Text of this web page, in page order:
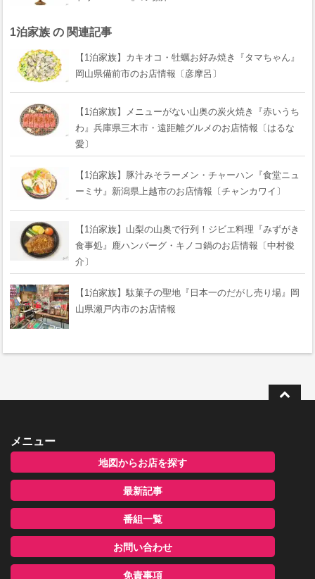
1泊家族 の 関連記事
【1泊家族】カキオコ・牡蠣お好み焼き『タマちゃん』
岡山県備前市のお店情報〔彦摩呂〕
【1泊家族】メニューがない山奥の炭火焼き『赤いうち
わ』兵庫県三木市・遠距離グルメのお店情報〔はるな
愛〕
【1泊家族】豚汁みそラーメン・チャーハン『食堂ニュ
ーミサ』新潟県上越市のお店情報〔チャンカワイ〕
【1泊家族】山梨の山奥で行列！ジビエ料理『みずがき
食事処』鹿ハンバーグ・キノコ鍋のお店情報〔中村俊
介〕
【1泊家族】駄菓子の聖地『日本一のだがし売り場』岡
山県瀬戸内市のお店情報
メニュー
地図からお店を探す
最新記事
番組一覧
お問い合わせ
免責事項